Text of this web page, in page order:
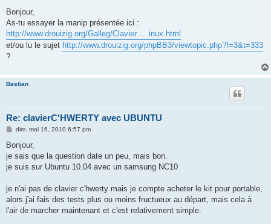
s
a
g
e
Bonjour,
As-tu essayer la manip présentée ici :
http://www.drouizig.org/Galleg/Clavier ... inux.html
et/ou lu le sujet http://www.drouizig.org/phpBB3/viewtopic.php?f=3&t=333
?
Bastian
Re: clavierC'HWERTY avec UBUNTU
M
s
a
g
dim. mai 16, 2010 6:57 pm
Bonjour,
je sais que la question date un peu, mais bon.
je suis sur Ubuntu 10.04 avec un samsung NC10
je n'ai pas de clavier c'hwerty mais je compte acheter le kit pour portable,
alors j'ai fais des tests plus ou moins fructueux au départ, mais cela à
l'air de marcher maintenant et c'est relativement simple.